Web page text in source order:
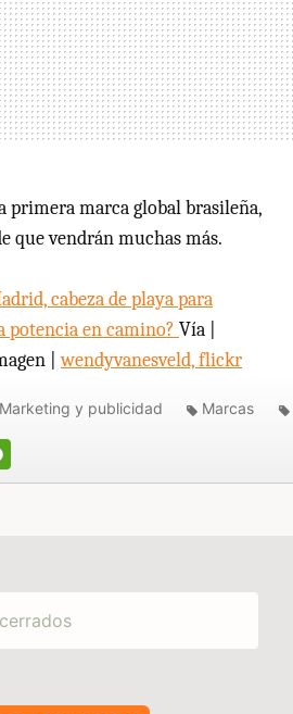
primera marca global brasileña,
que vendrán muchas más.
cabeza de playa para
potencia en camino? Vía |
|wendyvanesveld, flickr
Marketing y publicidad Marcas